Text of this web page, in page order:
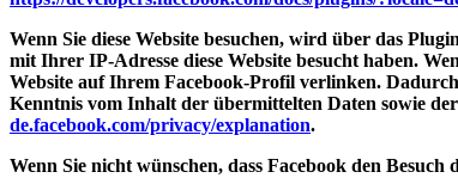
Wenn Sie diese Website besuchen, wird über das
mit Ihrer IP-Adresse diese Website besucht haben.
Website auf Ihrem Facebook-Profil verlinken.
Kenntnis vom Inhalt der übermittelten Daten sowie
de.facebook.com/privacy/explanation.
Wenn Sie nicht wünschen, dass Facebook den